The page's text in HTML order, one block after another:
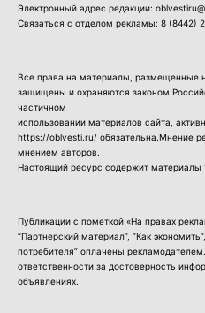
Электронный адрес редакции:
Связаться с отделом рекламы: 8 (8442)
Все права на материалы, размещенные
защищены и охраняются законом
частичном
использовании материалов сайта,
https://oblvesti.ru/ обязательна.Мнение
мнением авторов.
Настоящий ресурс содержит материалы
Публикации с пометкой «На правах
“Партнерский материал”, “Как
потребителя” оплачены
ответственности за достоверность
объявлениях.